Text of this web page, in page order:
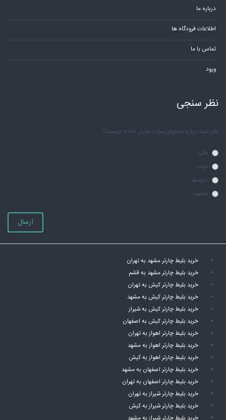
درباره ما
اطلاعات فرودگاه ها
تماس با ما
ورود
نظر سنجی
نظر شما درباره محتوای سایت چارتر 2020 چیست؟
عالی
خوب
متوسط
ضعیف
ارسال
خرید بلیط چارتر مشهد به تهران
خرید بلیط چارتر مشهد به قشم
خرید بلیط چارتر کیش به تهران
خرید بلیط چارتر کیش به مشهد
خرید بلیط چارتر کیش به شیراز
خرید بلیط چارتر کیش به اصفهان
خرید بلیط چارتر اهواز به تهران
خرید بلیط چارتر اهواز به مشهد
خرید بلیط چارتر اهواز به کیش
خرید بلیط چارتر اصفهان به مشهد
خرید بلیط چارتر اصفهان به تهران
خرید بلیط چارتر شیراز به تهران
خرید بلیط چارتر شیراز به کیش